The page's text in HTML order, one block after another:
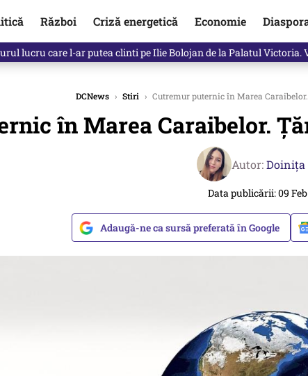
Război Criză energetică Economie
lucru care l-ar putea clinti pe Ilie Bolojan de la Palatul Victoria.
DCNews › Stiri › Cutremur puternic în Marea
în Marea Caraibelor.
Autor:
Data publicării: 09
Adaugă-ne ca sursă preferată în Google